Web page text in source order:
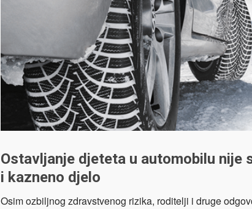
Ostavljanje djeteta u automobilu nije
i kazneno djelo
Osim ozbiljnog zdravstvenog rizika, roditelji i druge